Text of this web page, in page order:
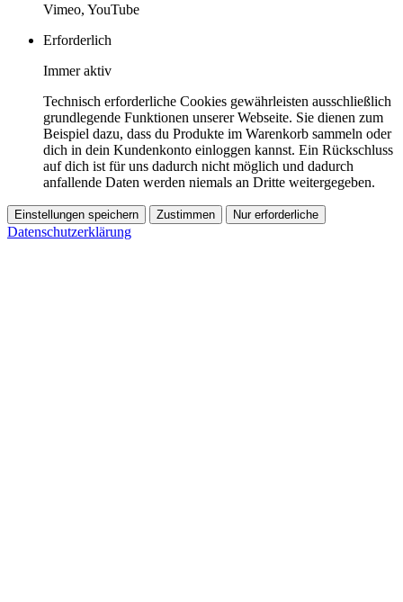
Vimeo, YouTube
Erforderlich
Immer aktiv
Technisch erforderliche Cookies gewährleisten ausschließlich
grundlegende Funktionen unserer Webseite. Sie dienen zum
Beispiel dazu, dass du Produkte im Warenkorb sammeln oder
dich in dein Kundenkonto einloggen kannst. Ein Rückschluss
auf dich ist für uns dadurch nicht möglich und dadurch
anfallende Daten werden niemals an Dritte weitergegeben.
Einstellungen speichern Zustimmen Nur erforderliche
Datenschutzerklärung